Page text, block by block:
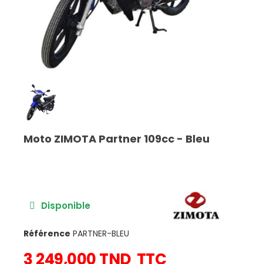
Moto ZIMOTA Partner 109cc - Bleu
Disponible
Référence PARTNER-BLEU
3 249,000 TND TTC